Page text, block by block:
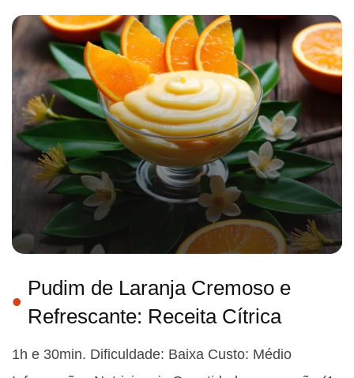
Pudim de Laranja Cremoso e
Refrescante: Receita Cítrica
1h e 30min. Dificuldade: Baixa Custo: Médio